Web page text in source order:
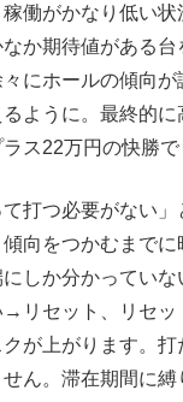
働がかなり低い状
か期待値がある
にホールの傾向
ように。最終的に
ス22万円の快勝で
打つ必要がない」
向をつかむまでに
しか分かっていな
→リセット、リセ
が上がります。打
ん。滞在期間に縛